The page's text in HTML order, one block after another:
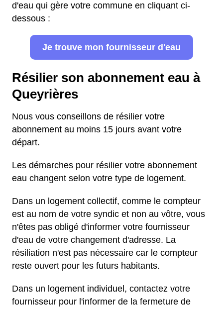
d'eau qui gère votre commune en cliquant ci-
dessous :
Je trouve mon fournisseur d'eau
Résilier son abonnement eau à
Queyrières
Nous vous conseillons de résilier votre
abonnement au moins 15 jours avant votre
départ.
Les démarches pour résilier votre abonnement
eau changent selon votre type de logement.
Dans un logement collectif, comme le compteur
est au nom de votre syndic et non au vôtre, vous
n'êtes pas obligé d'informer votre fournisseur
d'eau de votre changement d'adresse. La
résiliation n'est pas nécessaire car le compteur
reste ouvert pour les futurs habitants.
Dans un logement individuel, contactez votre
fournisseur pour l'informer de la fermeture de